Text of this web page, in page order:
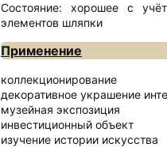
Состояние: хорошее с
элементов шляпки
Применение
коллекционирование
декоративное украшение
музейная экспозиция
инвестиционный объект
изучение истории искусства